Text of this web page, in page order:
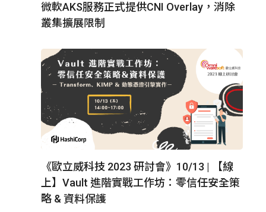
微軟AKS服務正式提供CNI Overlay，消除
叢集擴展限制
《歐立威科技 2023 研討會》10/13 | 【線
上】Vault 進階實戰工作坊：零信任安全策
略 & 資料保護